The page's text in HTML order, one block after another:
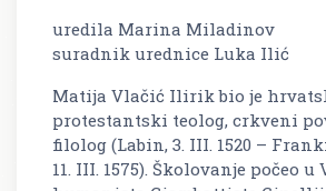
uredila Marina Miladinov
suradnik urednice Luka Ilić
Matija Vlačić Ilirik bio je
protestantski teolog, crkveni
filolog (Labin, 3. III. 1520 –
11. III. 1575). Školovanje počeo